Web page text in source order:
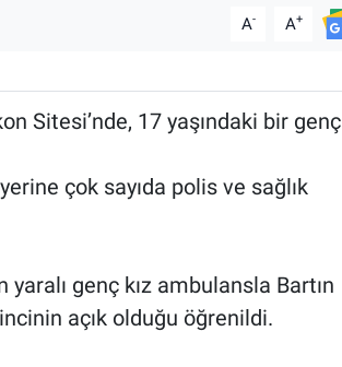
A- A+
Sitesi’nde, 17 yaşındaki bir genç
çok sayıda polis ve sağlık
genç kız ambulansla Bartın
açık olduğu öğrenildi.